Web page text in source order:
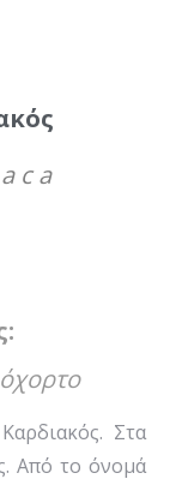
Στα
Από το όνομά